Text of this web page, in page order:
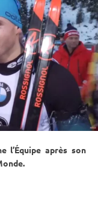
l’Équipe après son
.